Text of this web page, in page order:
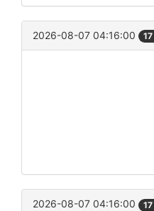
2026-08-07 04:16:00
2026-08-07 04:16:00